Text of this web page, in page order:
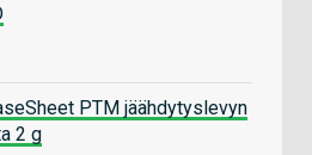
PTM jäähdytyslevyn
2 g